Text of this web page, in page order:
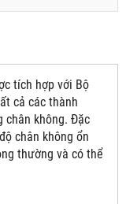
tích hợp với Bộ
cả các thành
chân không. Đặc
chân không ổn
thường và có thể